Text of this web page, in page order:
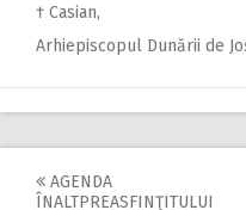
† Casian,
Arhiepiscopul Dunării de
AGENDA
ÎNALTPREASFINŢITULUI